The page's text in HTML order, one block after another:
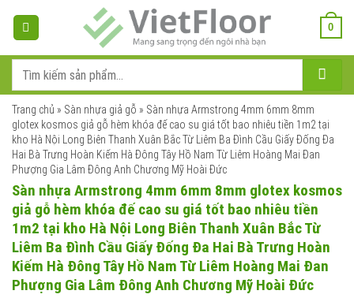
dung
0
kiếm:
Trang chủ » Sàn nhựa giả gỗ » Sàn nhựa Armstrong 4mm 6mm 8mm
glotex kosmos giả gỗ hèm khóa đế cao su giá tốt bao nhiêu tiền 1m2 tại
kho Hà Nội Long Biên Thanh Xuân Bắc Từ Liêm Ba Đình Cầu Giấy Đống Đa
Hai Bà Trưng Hoàn Kiếm Hà Đông Tây Hồ Nam Từ Liêm Hoàng Mai Đan
Phượng Gia Lâm Đông Anh Chương Mỹ Hoài Đức
Sàn nhựa Armstrong 4mm 6mm 8mm glotex kosmos
giả gỗ hèm khóa đế cao su giá tốt bao nhiêu tiền
1m2 tại kho Hà Nội Long Biên Thanh Xuân Bắc Từ
Liêm Ba Đình Cầu Giấy Đống Đa Hai Bà Trưng Hoàn
Kiếm Hà Đông Tây Hồ Nam Từ Liêm Hoàng Mai Đan
Phượng Gia Lâm Đông Anh Chương Mỹ Hoài Đức